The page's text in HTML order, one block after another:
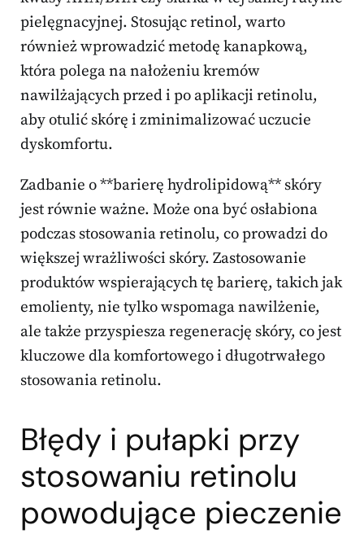
pielęgnacyjnej. Stosując retinol, warto
również wprowadzić metodę kanapkową,
która polega na nałożeniu kremów
nawilżających przed i po aplikacji retinolu,
aby otulić skórę i zminimalizować uczucie
dyskomfortu.
Zadbanie o **barierę hydrolipidową** skóry
jest równie ważne. Może ona być osłabiona
podczas stosowania retinolu, co prowadzi do
większej wrażliwości skóry. Zastosowanie
produktów wspierających tę barierę, takich jak
emolienty, nie tylko wspomaga nawilżenie,
ale także przyspiesza regenerację skóry, co jest
kluczowe dla komfortowego i długotrwałego
stosowania retinolu.
Błędy i pułapki przy
stosowaniu retinolu
powodujące pieczenie